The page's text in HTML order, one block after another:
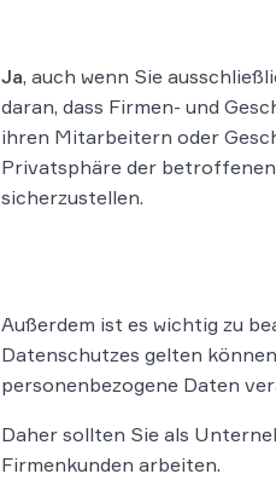
Ja, auch wenn Sie
daran, dass Firmen- und
ihren Mitarbeitern oder
Privatsphäre der
sicherzustellen.
Außerdem ist es wichtig zu
Datenschutzes gelten
personenbezogene Daten
Daher sollten Sie als
Firmenkunden arbeiten.